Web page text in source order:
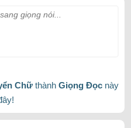
giọng nói...
Chữthành Giọng Đọcnày